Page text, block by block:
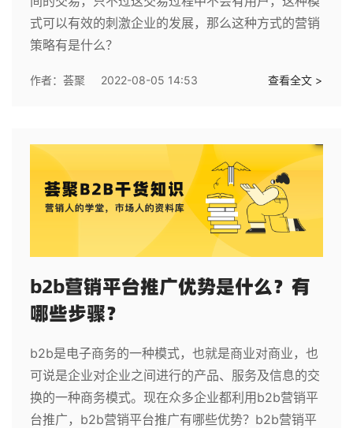
式可以有效的刺激企业的发展，那么这种方式的营销
策略有是什么？
作者： 荟聚 2022-08-05 14:53 查看全文 >
b2b营销平台推广优势是什么？有
哪些步骤？
b2b是电子商务的一种模式，也就是商业对商业，也
可说是企业对企业之间进行的产品、服务及信息的交
换的一种商务模式。现在众多企业都利用b2b营销平
台推广，b2b营销平台推广有哪些优势？b2b营销平